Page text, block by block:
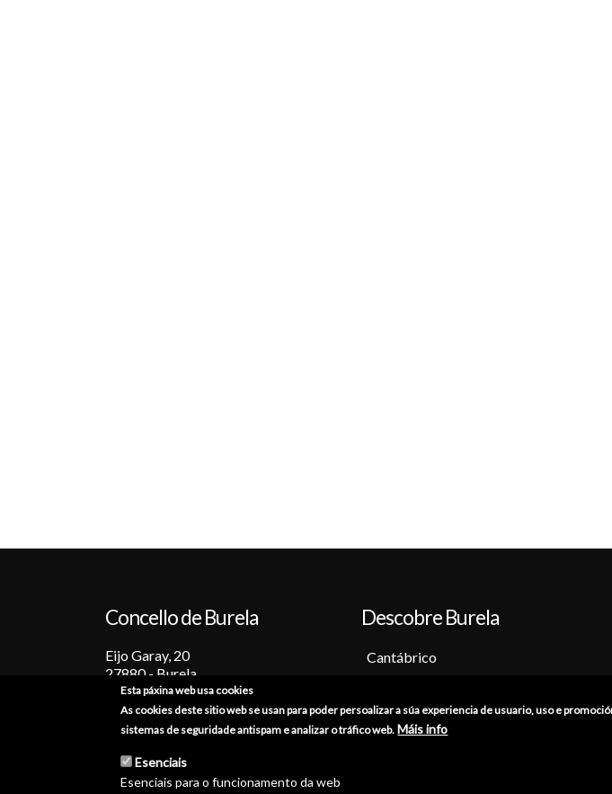
Concello de Burela
Eijo Garay, 20
27880 - Burela
Lugo (España)
+34 982 586 000
burela@burela.org
Descobre Burela
Cantábrico
Tradición
Festas
Esta páxina web usa cookies
As cookies deste sitio web se usan para poder persoalizar a súa experiencia de usuario, uso e
sistemas de seguridade antispam e analizar o tráfico web. Máis info
Esenciais
Esenciais para o funcionamento da web